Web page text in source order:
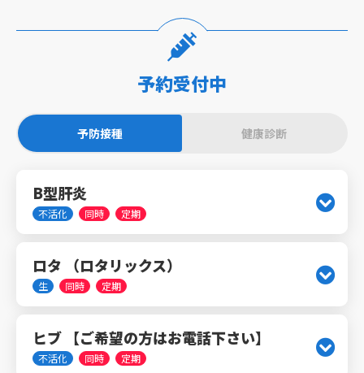
予約受付中
予防接種 健康診断
B型肝炎
不活化 同時 定期
ロタ （ロタリックス）
生 同時 定期
ヒブ 【ご希望の方はお電話下さい】
不活化 同時 定期